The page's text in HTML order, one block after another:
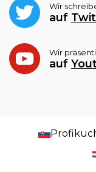
Wir
auf
Wir
auf